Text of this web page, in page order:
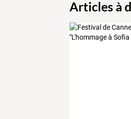
Articles à